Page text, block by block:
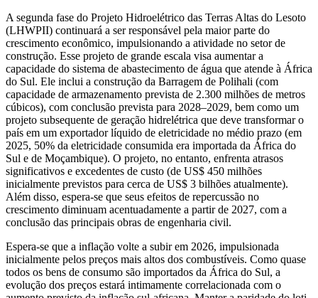
A segunda fase do Projeto Hidroelétrico das Terras Altas do Lesoto
(LHWPII) continuará a ser responsável pela maior parte do
crescimento econômico, impulsionando a atividade no setor de
construção. Esse projeto de grande escala visa aumentar a
capacidade do sistema de abastecimento de água que atende à África
do Sul. Ele inclui a construção da Barragem de Polihali (com
capacidade de armazenamento prevista de 2.300 milhões de metros
cúbicos), com conclusão prevista para 2028–2029, bem como um
projeto subsequente de geração hidrelétrica que deve transformar o
país em um exportador líquido de eletricidade no médio prazo (em
2025, 50% da eletricidade consumida era importada da África do
Sul e de Moçambique). O projeto, no entanto, enfrenta atrasos
significativos e excedentes de custo (de US$ 450 milhões
inicialmente previstos para cerca de US$ 3 bilhões atualmente).
Além disso, espera-se que seus efeitos de repercussão no
crescimento diminuam acentuadamente a partir de 2027, com a
conclusão das principais obras de engenharia civil.
Espera-se que a inflação volte a subir em 2026, impulsionada
inicialmente pelos preços mais altos dos combustíveis. Como quase
todos os bens de consumo são importados da África do Sul, a
evolução dos preços estará intimamente correlacionada com o